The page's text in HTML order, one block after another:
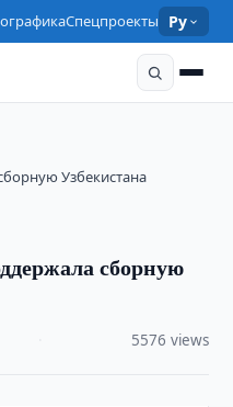
Спецпроекты Ру
Узбекистана
сборную
5576 views